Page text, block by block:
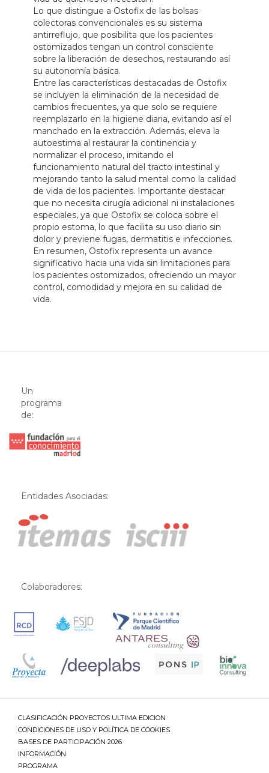
Lo que distingue a Ostofix de las bolsas
colectoras convencionales es su sistema
antirreflujo, que posibilita que los pacientes
ostomizados tengan un control consciente
sobre la liberación de desechos, restaurando así
su autonomía básica.
Entre las características destacadas de Ostofix
se incluyen la eliminación de la necesidad de
cambios frecuentes, ya que solo se requiere
reemplazarlo en la higiene diaria, evitando así el
manchado en la extracción. Además, eleva la
autoestima al restaurar la continencia y
normalizar el proceso, imitando el
funcionamiento natural del tracto intestinal y
mejorando tanto la salud mental como la calidad
de vida de los pacientes. Importante destacar
que no necesita cirugía adicional ni instalaciones
especiales, ya que Ostofix se coloca sobre el
propio estoma, lo que facilita su uso diario sin
dolor y previene fugas, dermatitis e infecciones.
En resumen, Ostofix representa un avance
significativo hacia una vida sin limitaciones para
los pacientes ostomizados, ofreciendo un mayor
control, comodidad y mejora en su calidad de
vida.
Un
programa
de:
Entidades Asociadas:
Colaboradores:
CLASIFICACIÓN PROYECTOS ULTIMA EDICION
CONDICIONES DE USO Y POLÍTICA DE COOKIES
BASES DE PARTICIPACIÓN 2026
INFORMACIÓN
PROGRAMA